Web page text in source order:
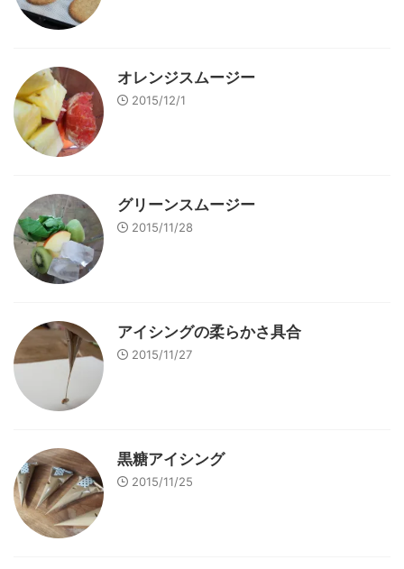
オレンジスムージー
2015/12/1
グリーンスムージー
2015/11/28
アイシングの柔らかさ具合
2015/11/27
黒糖アイシング
2015/11/25